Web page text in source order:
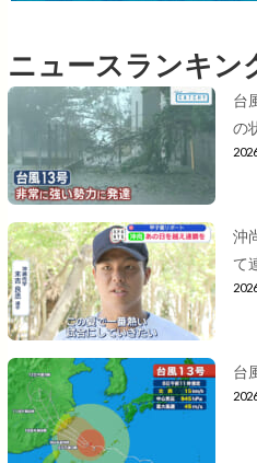
ニュースランキン
台
の
沖
て
台